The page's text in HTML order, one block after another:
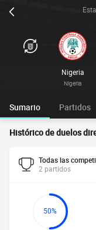
Nigeria
Nigeria
Sumario Partidos
Histórico de duelos
Todas las
2 partidos
50%